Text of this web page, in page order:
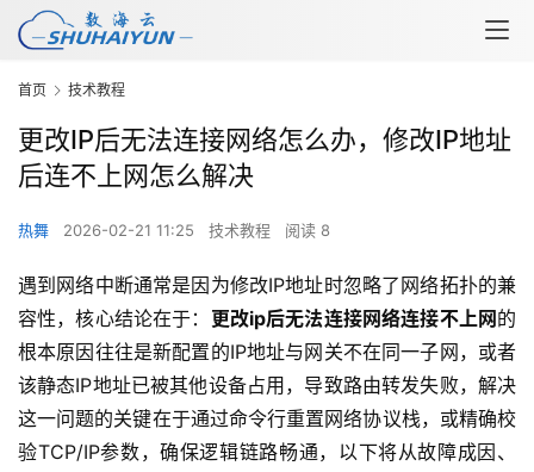
首页 技术教程
更改IP后无法连接网络怎么办，修改IP地址
后连不上网怎么解决
热舞 2026-02-21 11:25 技术教程 阅读 8
遇到网络中断通常是因为修改IP地址时忽略了网络拓扑的兼
容性，核心结论在于： 更改ip后无法连接网络连接不上网 的
根本原因往往是新配置的IP地址与网关不在同一子网，或者
该静态IP地址已被其他设备占用，导致路由转发失败，解决
这一问题的关键在于通过命令行重置网络协议栈，或精确校
验TCP/IP参数，确保逻辑链路畅通，以下将从故障成因、